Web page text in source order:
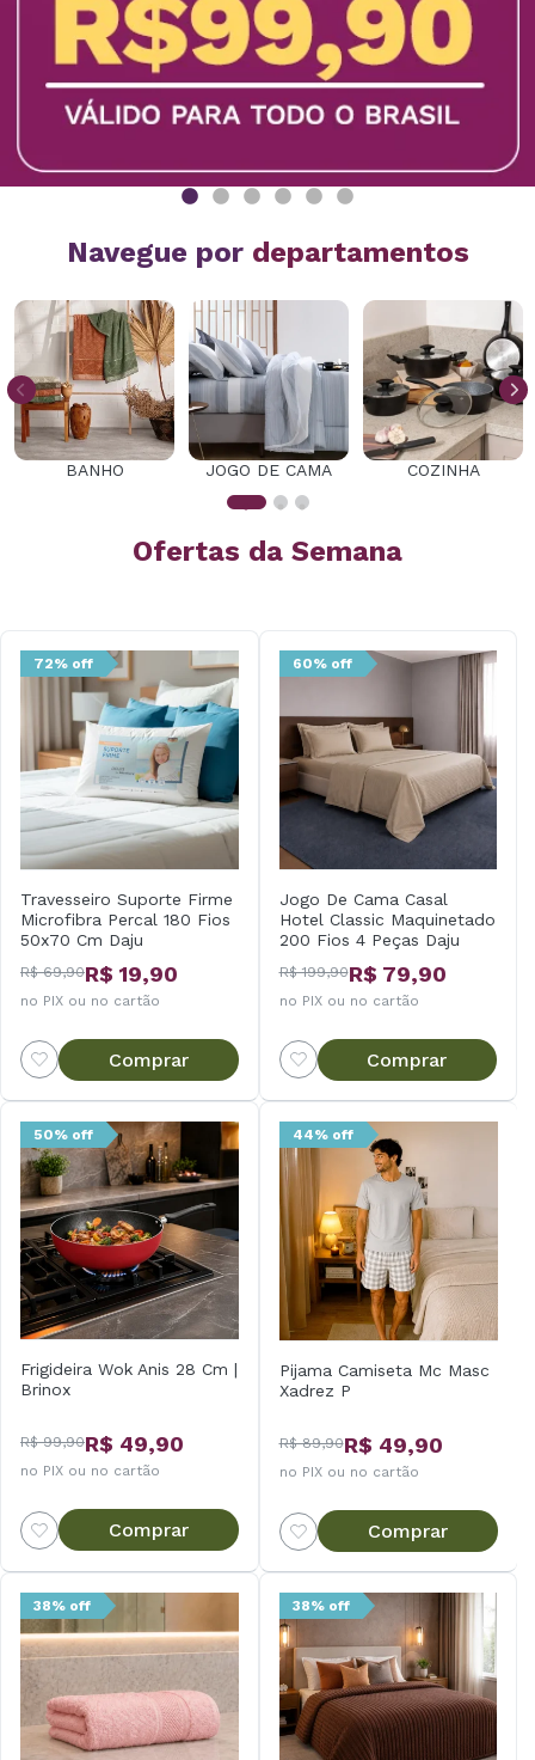
Navegue por departamentos
BANHO JOGO DE CAMA COZINHA
Ofertas da Semana
72% off
Travesseiro Suporte Firme
Microfibra Percal 180 Fios
50x70 Cm Daju
R$ 69,90R$ 19,90
no PIX ou no cartão
Comprar
60% off
Jogo De Cama Casal
Hotel Classic Maquinetado
200 Fios 4 Peças Daju
R$ 199,90R$ 79,90
no PIX ou no cartão
Comprar
50% off
Frigideira Wok Anis 28 Cm |
Brinox
R$ 99,90R$ 49,90
no PIX ou no cartão
Comprar
44% off
Pijama Camiseta Mc Masc
Xadrez P
R$ 89,90R$ 49,90
no PIX ou no cartão
Comprar
38% off 38% off